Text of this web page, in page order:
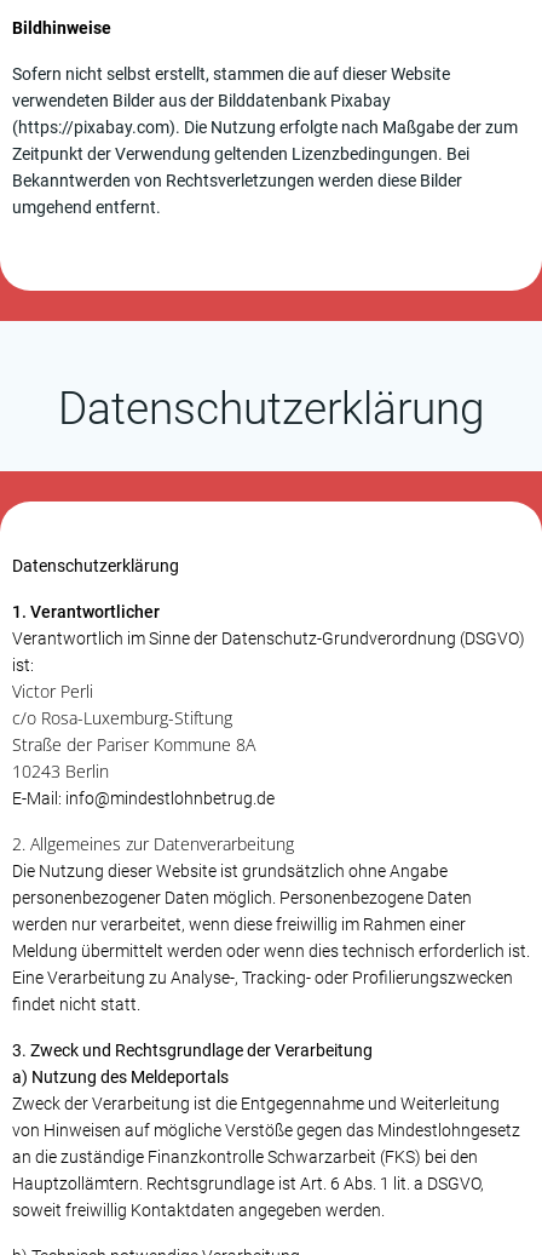
Bildhinweise
Sofern nicht selbst erstellt, stammen die auf dieser Website
verwendeten Bilder aus der Bilddatenbank Pixabay
(https://pixabay.com). Die Nutzung erfolgte nach Maßgabe der zum
Zeitpunkt der Verwendung geltenden Lizenzbedingungen. Bei
Bekanntwerden von Rechtsverletzungen werden diese Bilder
umgehend entfernt.
Datenschutzerklärung
Datenschutzerklärung
1. Verantwortlicher
Verantwortlich im Sinne der Datenschutz-Grundverordnung (DSGVO)
ist:
Victor Perli
c/o Rosa-Luxemburg-Stiftung
Straße der Pariser Kommune 8A
10243 Berlin
E-Mail: info@mindestlohnbetrug.de
2. Allgemeines zur Datenverarbeitung
Die Nutzung dieser Website ist grundsätzlich ohne Angabe
personenbezogener Daten möglich. Personenbezogene Daten
werden nur verarbeitet, wenn diese freiwillig im Rahmen einer
Meldung übermittelt werden oder wenn dies technisch erforderlich ist.
Eine Verarbeitung zu Analyse-, Tracking- oder Profilierungszwecken
findet nicht statt.
3. Zweck und Rechtsgrundlage der Verarbeitung
a) Nutzung des Meldeportals
Zweck der Verarbeitung ist die Entgegennahme und Weiterleitung
von Hinweisen auf mögliche Verstöße gegen das Mindestlohngesetz
an die zuständige Finanzkontrolle Schwarzarbeit (FKS) bei den
Hauptzollämtern. Rechtsgrundlage ist Art. 6 Abs. 1 lit. a DSGVO,
soweit freiwillig Kontaktdaten angegeben werden.